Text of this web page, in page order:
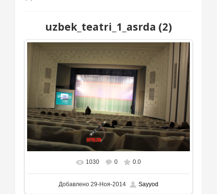
uzbek_teatri_1_asrda (2)
1030 0 0.0
Добавлено 29-Ноя-2014 Sayyod